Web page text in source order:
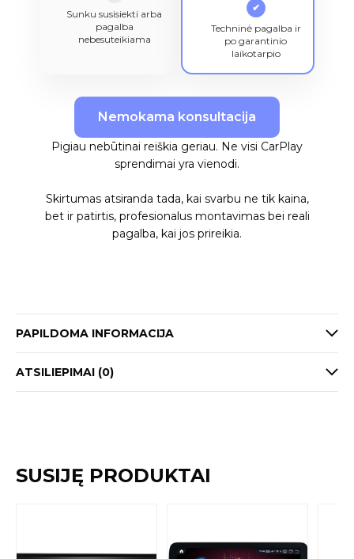
Sunku susisiekti arba
pagalba
nebesuteikiama
✔
Techninė pagalba ir
po garantinio
laikotarpio
Nemokama konsultacija
Pigiau nebūtinai reiškia geriau. Ne visi CarPlay
sprendimai yra vienodi.
Skirtumas atsiranda tada, kai svarbu ne tik kaina,
bet ir patirtis, profesionalus montavimas bei reali
pagalba, kai jos prireikia.
PAPILDOMA INFORMACIJA
ATSILIEPIMAI (0)
SUSIJĘ PRODUKTAI